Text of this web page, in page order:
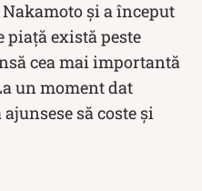
și a început
piață există peste
cea mai importantă
un moment dat
să coste și